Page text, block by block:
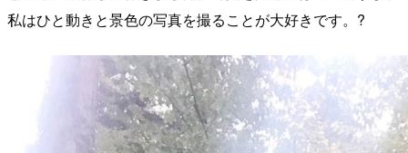
私はひと動きと景色の写真を撮ることが大好きです。?